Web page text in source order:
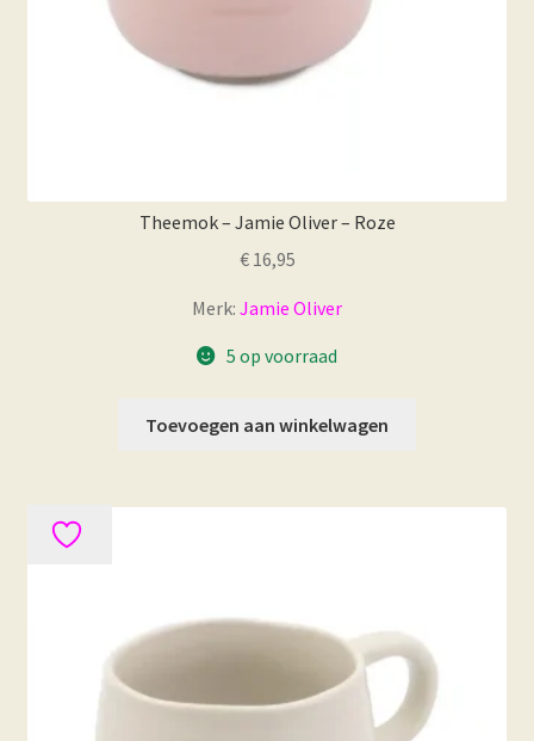
Theemok – Jamie Oliver – Roze
€16,95
Merk: Jamie Oliver
5 op voorraad
Toevoegen aan winkelwagen